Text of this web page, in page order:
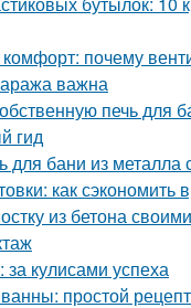
почему
важна
печь для
гид
для бани из
как сэкономить
из бетона
кулисами успеха
простой